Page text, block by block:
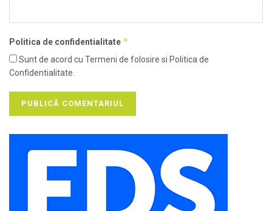
Politica de confidentialitate *
Sunt de acord cu Termeni de folosire si Politica de
Confidentialitate.